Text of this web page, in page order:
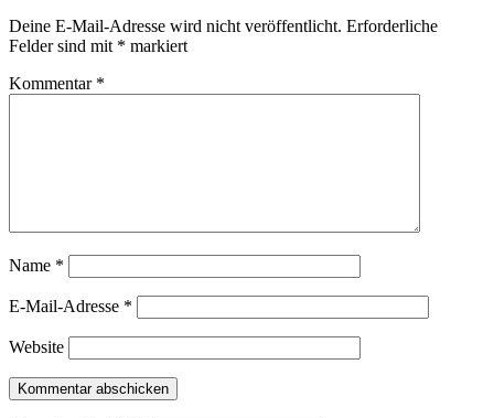
Deine E-Mail-Adresse wird nicht veröffentlicht. Erforderliche
Felder sind mit * markiert
Kommentar *
Name *
E-Mail-Adresse *
Website